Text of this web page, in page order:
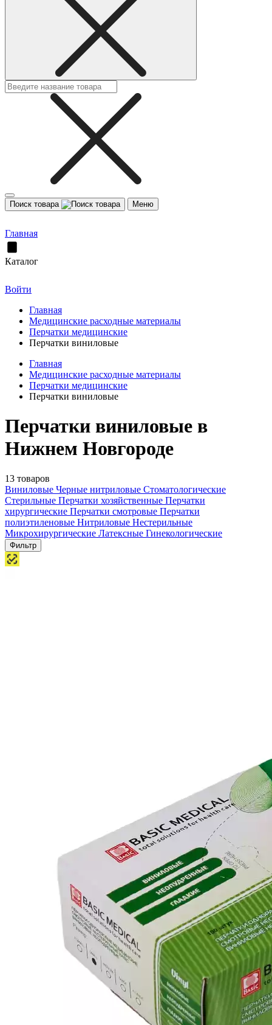
Поиск товара Меню
Главная
Каталог
Войти
Главная
Медицинские расходные материалы
Перчатки медицинские
Перчатки виниловые
Главная
Медицинские расходные материалы
Перчатки медицинские
Перчатки виниловые
Перчатки виниловые в
Нижнем Новгороде
13 товаров
Виниловые Черные нитриловые Стоматологические
Стерильные Перчатки хозяйственные Перчатки
хирургические Перчатки смотровые Перчатки
полиэтиленовые Нитриловые Нестерильные
Микрохирургические Латексные Гинекологические
Фильтр